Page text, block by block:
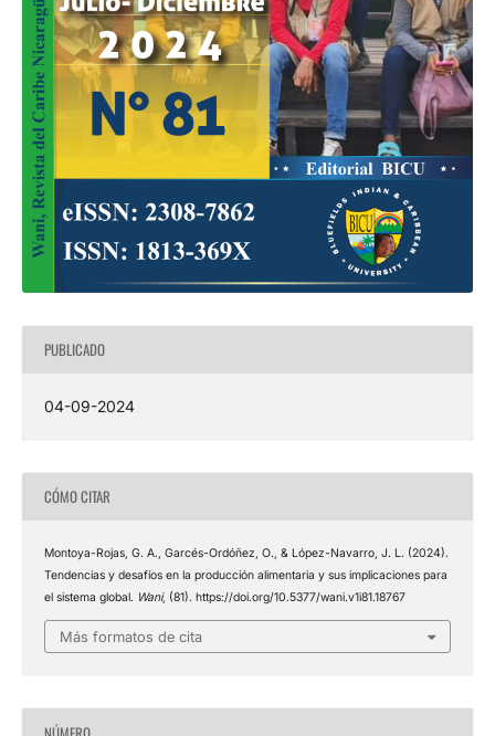
PUBLICADO
04-09-2024
CÓMO CITAR
Montoya-Rojas, G. A., Garcés-Ordóñez, O., & López-Navarro, J. L. (2024).
Tendencias y desafíos en la producción alimentaria y sus implicaciones para
el sistema global. Wani, (81). https://doi.org/10.5377/wani.v1i81.18767
Más formatos de cita